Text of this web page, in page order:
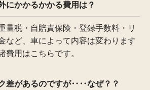
にかかるかかる費用は？
量税・自賠責保険・登録手数料・リ
など、車によって内容は変わります
費用はこちらです。
差があるのですが‥‥なぜ？？